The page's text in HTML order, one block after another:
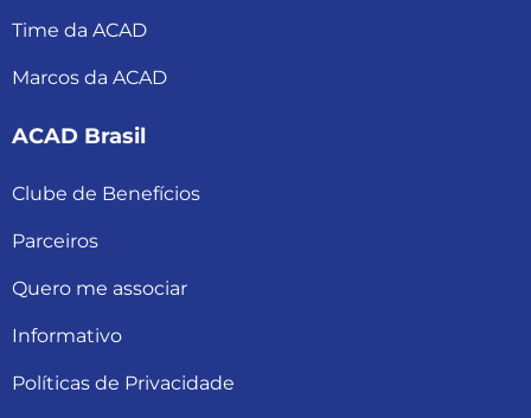
Time da ACAD
Marcos da ACAD
ACAD Brasil
Clube de Benefícios
Parceiros
Quero me associar
Informativo
Políticas de Privacidade